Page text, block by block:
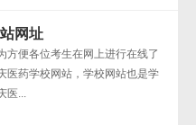
网址
方便各位考生在网上进行在线了
医药学校网站，学校网站也是学
医...